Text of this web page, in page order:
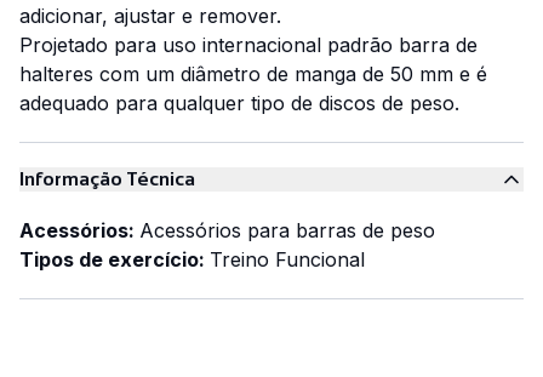
adicionar, ajustar e remover.
Projetado para uso internacional padrão barra de
halteres com um diâmetro de manga de 50 mm e é
adequado para qualquer tipo de discos de peso.
Informação Técnica
Acessórios: Acessórios para barras de peso
Tipos de exercício: Treino Funcional